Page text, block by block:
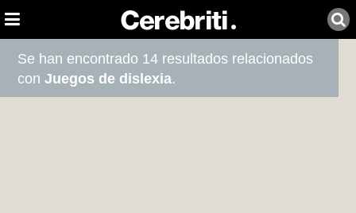
Se han encontrado 14 resultados relacionados
conJuegos de dislexia.